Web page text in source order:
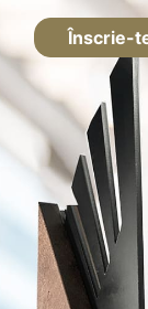
Înscrie-